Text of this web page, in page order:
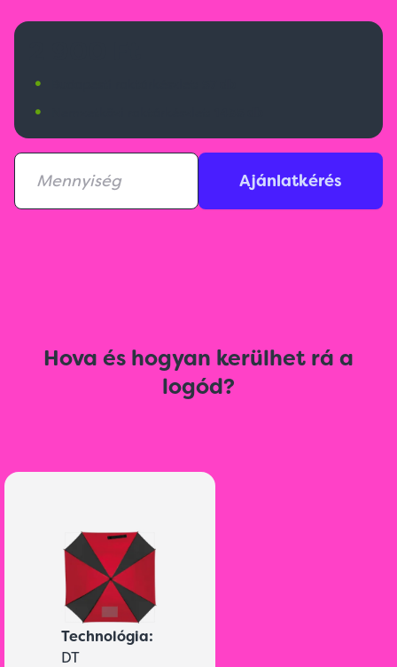
•
•
Ajánlatkérés
Hova és hogyan kerülhet rá a
logód?
Technológia:
DT